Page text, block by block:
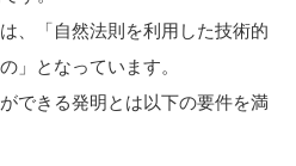
、「自然法則を利用した技術的
」となっています。
できる発明とは以下の要件を満